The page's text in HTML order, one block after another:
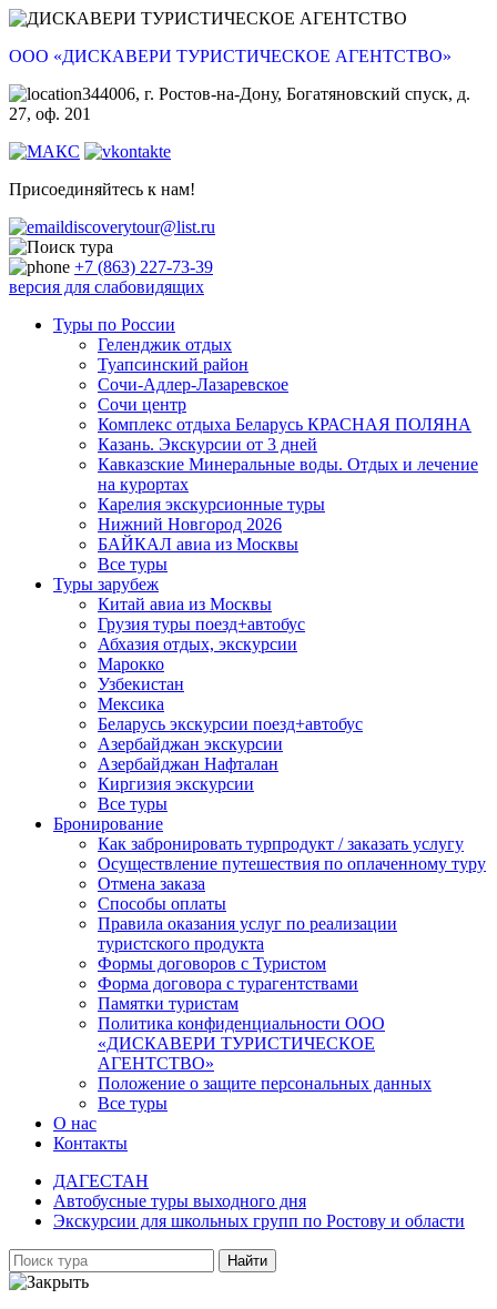
ООО «ДИСКАВЕРИ ТУРИСТИЧЕСКОЕ АГЕНТСТВО»
344006, г. Ростов-на-Дону, Богатяновский спуск, д.
27, оф. 201
Присоединяйтесь к нам!
discoverytour@list.ru
+7 (863) 227-73-39
версия для слабовидящих
Туры по России
Геленджик отдых
Туапсинский район
Сочи-Адлер-Лазаревское
Сочи центр
Комплекс отдыха Беларусь КРАСНАЯ ПОЛЯНА
Казань. Экскурсии от 3 дней
Кавказские Минеральные воды. Отдых и лечение
на курортах
Карелия экскурсионные туры
Нижний Новгород 2026
БАЙКАЛ авиа из Москвы
Все туры
Туры зарубеж
Китай авиа из Москвы
Грузия туры поезд+автобус
Абхазия отдых, экскурсии
Марокко
Узбекистан
Мексика
Беларусь экскурсии поезд+автобус
Азербайджан экскурсии
Азербайджан Нафталан
Киргизия экскурсии
Все туры
Бронирование
Как забронировать турпродукт / заказать услугу
Осуществление путешествия по оплаченному туру
Отмена заказа
Способы оплаты
Правила оказания услуг по реализации
туристского продукта
Формы договоров с Туристом
Форма договора с турагентствами
Памятки туристам
Политика конфиденциальности ООО
«ДИСКАВЕРИ ТУРИСТИЧЕСКОЕ
АГЕНТСТВО»
Положение о защите персональных данных
Все туры
О нас
Контакты
ДАГЕСТАН
Автобусные туры выходного дня
Экскурсии для школьных групп по Ростову и области
Найти